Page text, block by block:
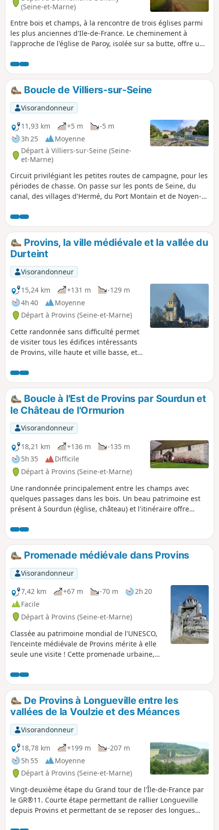
(Seine-et-Marne)
Entre bois et champs, à la rencontre de trois églises parmi
les plus anciennes d'Ile-de-France. Le cheminement à
l'approche de l'église de Paroy, isolée sur sa butte, offre un
anciens puits, et de beaux corps de ferme viennent
compléter cette randonnée riche en patrimoine.
Boucle de Villiers-sur-Seine
Visorandonneur
11,93 km
+5 m
-5 m
3h 25
Moyenne
Départ à Villiers-sur-Seine (Seine-
et-Marne)
Circuit privilégiant les petites routes de campagne, pour les
périodes de chasse. On passe sur les ponts de Seine, du
canal, des villages d'Hermé, du Port Montain et de Noyen-
difficulté particulière et points d'eau dans les villages.
Provins, la ville médiévale et la vallée du
Durteint
Visorandonneur
15,24 km
+131 m
-129 m
4h 40
Moyenne
Départ à Provins (Seine-et-Marne)
Cette randonnée sans difficulté permet
de visiter tous les édifices intéressants
de Provins, ville haute et ville basse, et a
comportent les plus belles
concentration de maisons à
colombage. La boucle Nord complète ce
circuit urbain par une escapade
campagnarde visitant quelques points
d'intérêt, et offre aussi des points de
vue sur la ville haute dans son
ensemble.
Boucle à l'Est de Provins par Sourdun et
le Château de l'Ormurion
Visorandonneur
18,21 km
+136 m
-135 m
5h 35
Difficile
Départ à Provins (Seine-et-Marne)
Une randonnée principalement entre les champs avec
quelques passages dans les bois. Un beau patrimoine est
présent à Sourdun (église, château) et l'itinéraire offre
Collégiale Saint-Quiriace et la Tour César de Provins.
Promenade médiévale dans Provins
Visorandonneur
7,42 km
+67 m -70 m
2h 20
Facile
Départ à Provins (Seine-et-Marne)
Classée au patrimoine mondial de l'UNESCO,
l'enceinte médiévale de Provins mérite à elle
seule une visite ! Cette promenade urbaine,
découvrir les principaux sites et monuments
de la ville : remparts, église romane et
collégiale gothique, ancien couvent, ... et la
célèbre Tour César. Circuit conçu par la
Communauté de Communes du Pays du
Provinois et balisé par la FFRP.
De Provins à Longueville entre les
vallées de la Voulzie et des Méances
Visorandonneur
18,78 km
+199 m
-207 m
5h 55
Moyenne
Départ à Provins (Seine-et-Marne)
Vingt-deuxième étape du Grand tour de l'Île-de-France par
le GR®11. Courte étape permettant de rallier Longueville
depuis Provins et permettant de se reposer des longues